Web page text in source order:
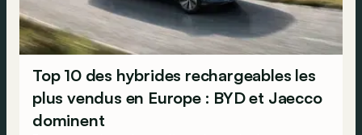
Top 10 des hybrides rechargeables les
plus vendus en Europe : BYD et Jaecco
dominent